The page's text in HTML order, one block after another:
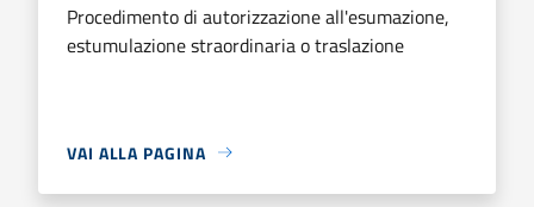
Procedimento di autorizzazione all'esumazione,
estumulazione straordinaria o traslazione
VAI ALLA PAGINA